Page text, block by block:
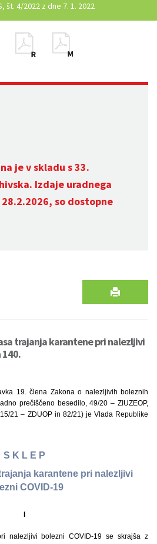
št. 4/2022 z dne 7. 1. 2022
je v skladu s 33.
Izdaje uradnega
so dostopne
trajanja karantene pri nalezljivi
140.
19. člena Zakona o nalezljivih boleznih
prečiščeno besedilo, 49/20 – ZIUZEOP,
21 – ZDUOP in 82/21) je Vlada Republike
S K L E P
karantene pri nalezljivi
COVID-19
nalezljivi bolezni COVID-19 se skrajša z